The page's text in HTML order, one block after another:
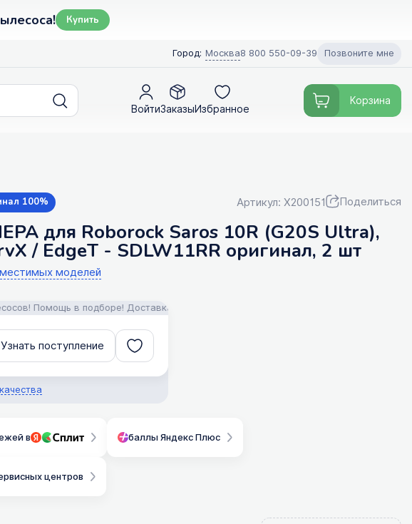
Купить
Город: Москва8 800 550-09-39 Позвоните мне
ВойтиЗаказыИзбранное
Корзина
100% Артикул: X200151 Поделиться
для Roborock Saros 10R (G20S Ultra),
/ EdgeT - SDLW11RR оригинал, 2 шт
моделей
в подборе! Доставка! FILTERIX — Запчасти, аксессуары и моющие средства
Узнать поступление
в баллы Яндекс Плюс
центров